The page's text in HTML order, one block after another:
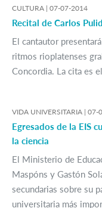
CULTURA | 07-07-2014
Recital de Carlos
El cantautor
ritmos rioplatenses
Concordia. La cita es
VIDA UNIVERSITARIA | 07-
Egresados de la EIS
la ciencia
El Ministerio de
Maspóns y Gastón
secundarias sobre su
universitaria más